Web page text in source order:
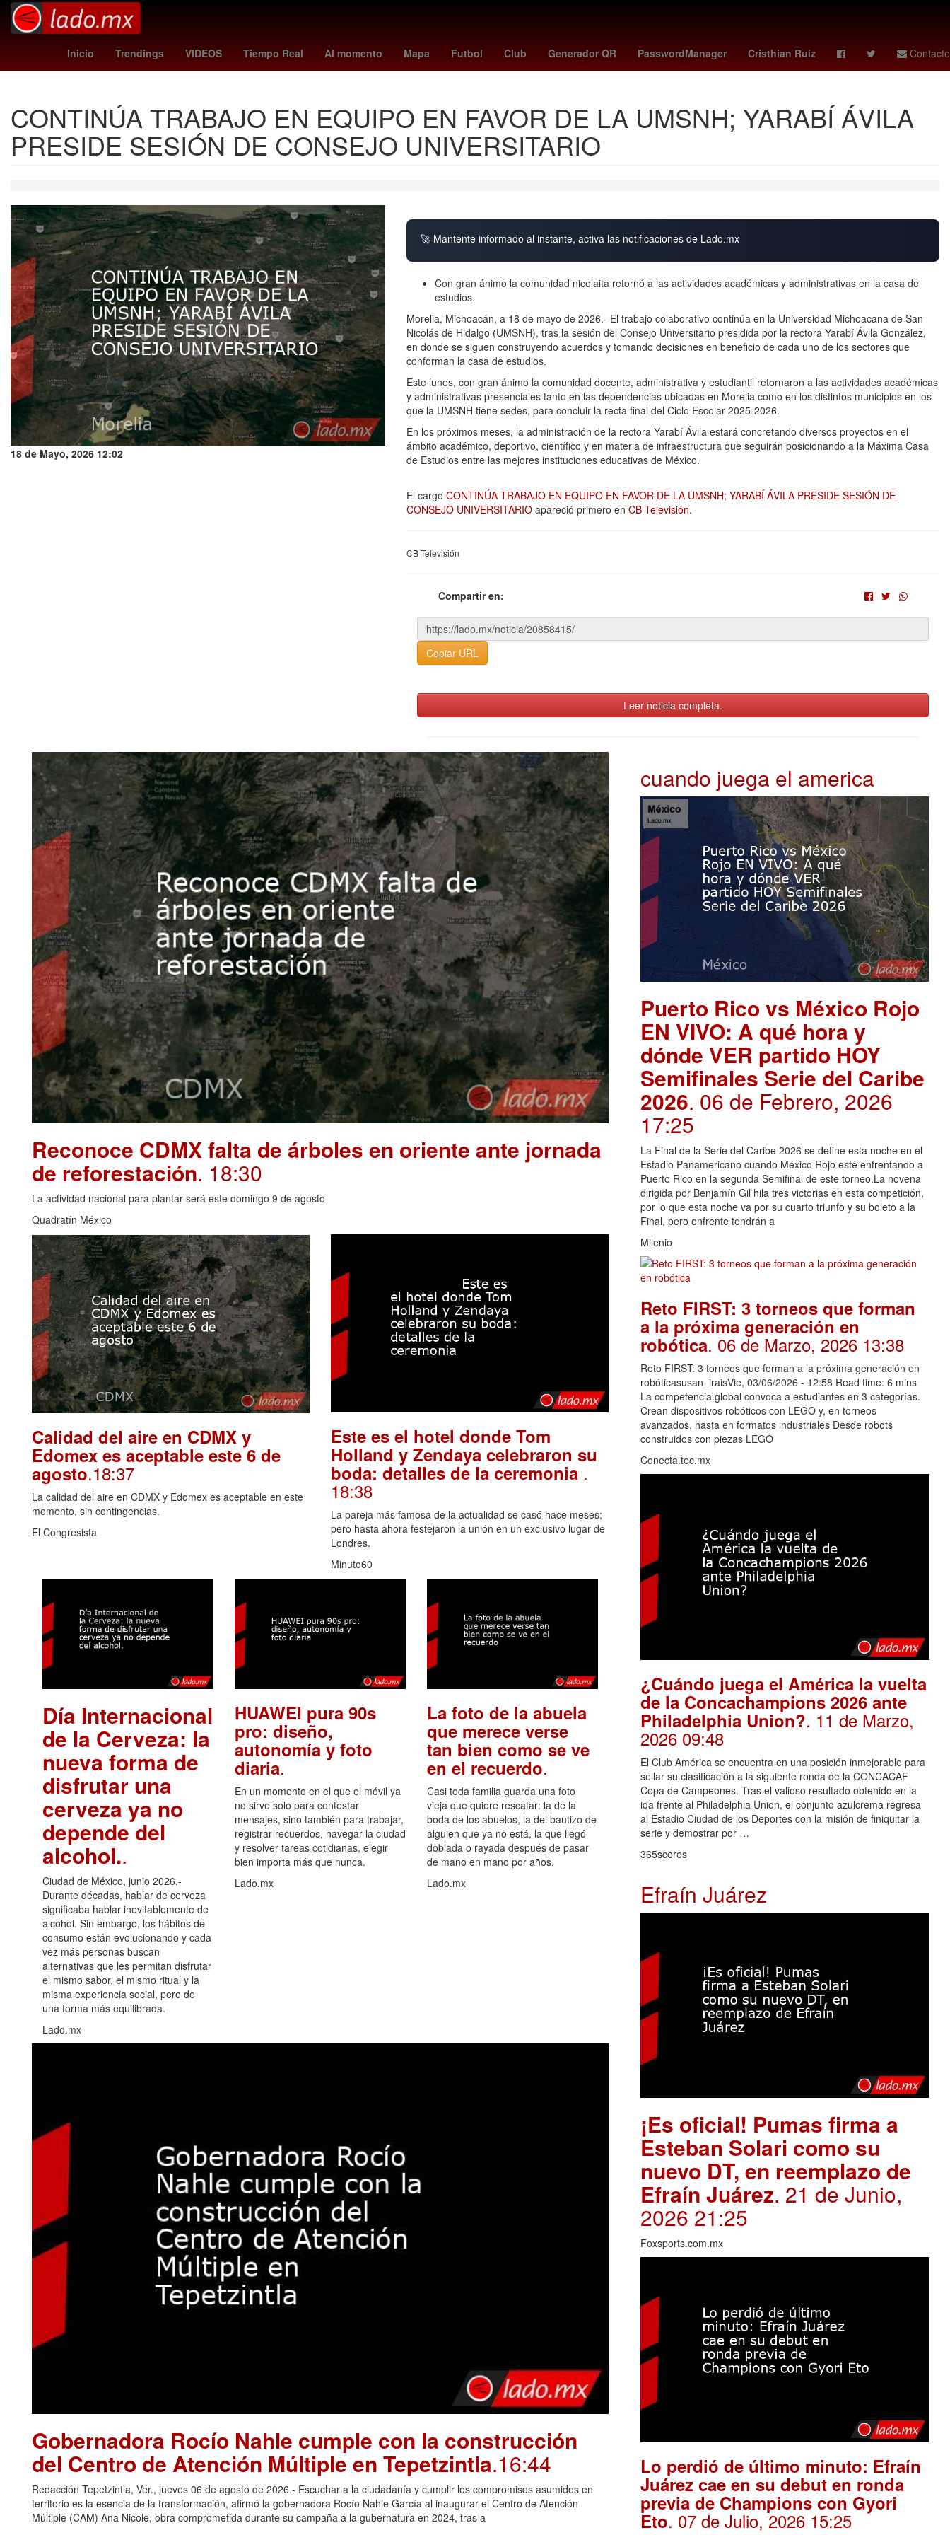
Inicio Trendings VIDEOS Tiempo Real Al momento Mapa Futbol Club Generador QR PasswordManager Cristhian Ruiz Contacto
dai dai shakira giuliano simeone Hailey Bieber Leandro Paredes mariners - giants sorteo mayor lotería nacional Cholo Simeone Melania Trump Zinedine Zidane Maluma
CONTINÚA TRABAJO EN EQUIPO EN FAVOR DE LA UMSNH; YARABÍ ÁVILA
PRESIDE SESIÓN DE CONSEJO UNIVERSITARIO
18 de Mayo, 2026 12:02
🚀 Mantente informado al instante, activa las notificaciones de Lado.mx
Con gran ánimo la comunidad nicolaita retornó a las actividades académicas y administrativas en la casa de
estudios.
Morelia, Michoacán, a 18 de mayo de 2026.- El trabajo colaborativo continúa en la Universidad Michoacana de San
Nicolás de Hidalgo (UMSNH), tras la sesión del Consejo Universitario presidida por la rectora Yarabí Ávila González,
en donde se siguen construyendo acuerdos y tomando decisiones en beneficio de cada uno de los sectores que
conforman la casa de estudios.
Este lunes, con gran ánimo la comunidad docente, administrativa y estudiantil retornaron a las actividades académicas
y administrativas presenciales tanto en las dependencias ubicadas en Morelia como en los distintos municipios en los
que la UMSNH tiene sedes, para concluir la recta final del Ciclo Escolar 2025-2026.
En los próximos meses, la administración de la rectora Yarabí Ávila estará concretando diversos proyectos en el
ámbito académico, deportivo, científico y en materia de infraestructura que seguirán posicionando a la Máxima Casa
de Estudios entre las mejores instituciones educativas de México.
El cargo CONTINÚA TRABAJO EN EQUIPO EN FAVOR DE LA UMSNH; YARABÍ ÁVILA PRESIDE SESIÓN DE
CONSEJO UNIVERSITARIO apareció primero en CB Televisión.
CB Televisión
Compartir en:
Copiar URL
Leer noticia completa.
Reconoce CDMX falta de árboles en oriente ante jornada
de reforestación. 18:30
La actividad nacional para plantar será este domingo 9 de agosto
Quadratín México
Calidad del aire en CDMX y
Edomex es aceptable este 6 de
agosto.18:37
La calidad del aire en CDMX y Edomex es aceptable en este
momento, sin contingencias.
El Congresista
Este es el hotel donde Tom
Holland y Zendaya celebraron su
boda: detalles de la ceremonia .
18:38
La pareja más famosa de la actualidad se casó hace meses;
pero hasta ahora festejaron la unión en un exclusivo lugar de
Londres.
Minuto60
Día Internacional
de la Cerveza: la
nueva forma de
disfrutar una
cerveza ya no
depende del
alcohol..
Ciudad de México, junio 2026.-
Durante décadas, hablar de cerveza
significaba hablar inevitablemente de
alcohol. Sin embargo, los hábitos de
consumo están evolucionando y cada
vez más personas buscan
alternativas que les permitan disfrutar
el mismo sabor, el mismo ritual y la
misma experiencia social, pero de
una forma más equilibrada.
Lado.mx
HUAWEI pura 90s
pro: diseño,
autonomía y foto
diaria.
En un momento en el que el móvil ya
no sirve solo para contestar
mensajes, sino también para trabajar,
registrar recuerdos, navegar la ciudad
y resolver tareas cotidianas, elegir
bien importa más que nunca.
Lado.mx
La foto de la abuela
que merece verse
tan bien como se ve
en el recuerdo.
Casi toda familia guarda una foto
vieja que quiere rescatar: la de la
boda de los abuelos, la del bautizo de
alguien que ya no está, la que llegó
doblada o rayada después de pasar
de mano en mano por años.
Lado.mx
Gobernadora Rocío Nahle cumple con la construcción
del Centro de Atención Múltiple en Tepetzintla.16:44
Redacción Tepetzintla, Ver., jueves 06 de agosto de 2026.- Escuchar a la ciudadanía y cumplir los compromisos asumidos en
territorio es la esencia de la transformación, afirmó la gobernadora Rocío Nahle García al inaugurar el Centro de Atención
Múltiple (CAM) Ana Nicole, obra comprometida durante su campaña a la gubernatura en 2024, tras a
cuando juega el america
Puerto Rico vs México Rojo
EN VIVO: A qué hora y
dónde VER partido HOY
Semifinales Serie del Caribe
2026. 06 de Febrero, 2026
17:25
La Final de la Serie del Caribe 2026 se define esta noche en el
Estadio Panamericano cuando México Rojo esté enfrentando a
Puerto Rico en la segunda Semifinal de este torneo.La novena
dirigida por Benjamín Gil hila tres victorias en esta competición,
por lo que esta noche va por su cuarto triunfo y su boleto a la
Final, pero enfrente tendrán a
Milenio
Reto FIRST: 3 torneos que forman
a la próxima generación en
robótica. 06 de Marzo, 2026 13:38
Reto FIRST: 3 torneos que forman a la próxima generación en
robóticasusan_iraisVie, 03/06/2026 - 12:58 Read time: 6 mins
La competencia global convoca a estudiantes en 3 categorías.
Crean dispositivos robóticos con LEGO y, en torneos
avanzados, hasta en formatos industriales Desde robots
construidos con piezas LEGO
Conecta.tec.mx
¿Cuándo juega el América la vuelta
de la Concachampions 2026 ante
Philadelphia Union?. 11 de Marzo,
2026 09:48
El Club América se encuentra en una posición inmejorable para
sellar su clasificación a la siguiente ronda de la CONCACAF
Copa de Campeones. Tras el valioso resultado obtenido en la
ida frente al Philadelphia Union, el conjunto azulcrema regresa
al Estadio Ciudad de los Deportes con la misión de finiquitar la
serie y demostrar por …
365scores
Efraín Juárez
¡Es oficial! Pumas firma a
Esteban Solari como su
nuevo DT, en reemplazo de
Efraín Juárez. 21 de Junio,
2026 21:25
Foxsports.com.mx
Lo perdió de último minuto: Efraín
Juárez cae en su debut en ronda
previa de Champions con Gyori
Eto. 07 de Julio, 2026 15:25